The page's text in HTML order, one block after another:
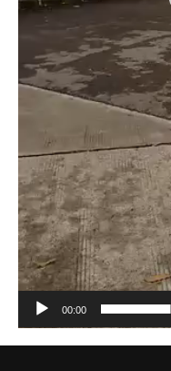
00:00